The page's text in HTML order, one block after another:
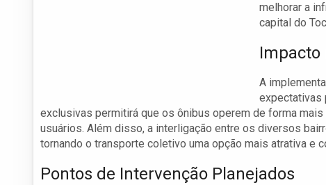
melhorar a
capital do
Impacto
A
expectativas
exclusivas permitirá que os ônibus operem de forma
usuários. Além disso, a interligação entre os diversos
tornando o transporte coletivo uma opção mais atrativa e
Pontos de Intervenção Planejados